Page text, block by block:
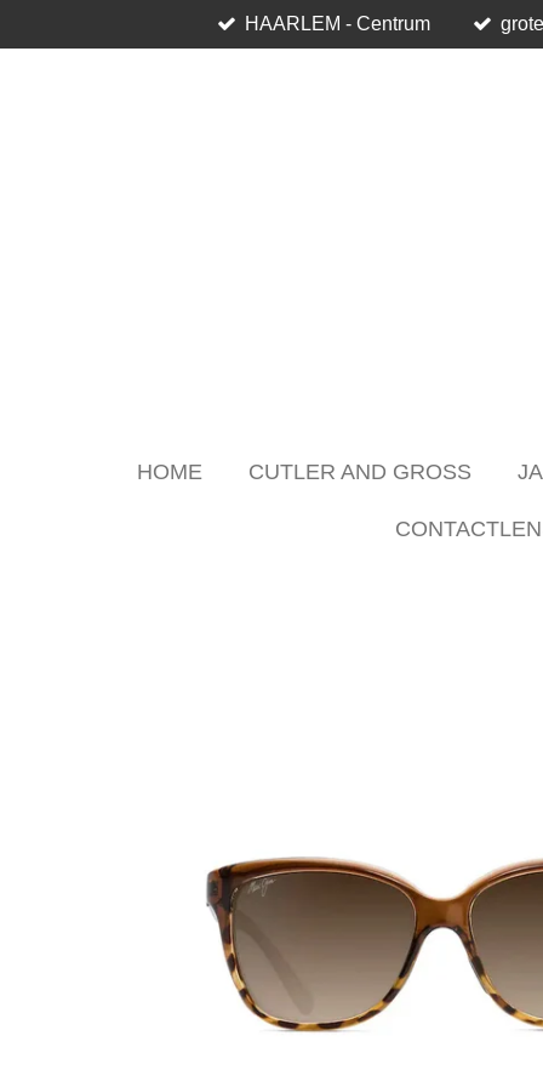
to
HAARLEM - Centrum
HOME CUTLER AND GROSS